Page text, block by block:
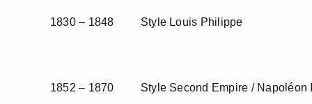
1830 – 1848 Style Louis Philippe
1852 – 1870 Style Second Empire / Napoléon